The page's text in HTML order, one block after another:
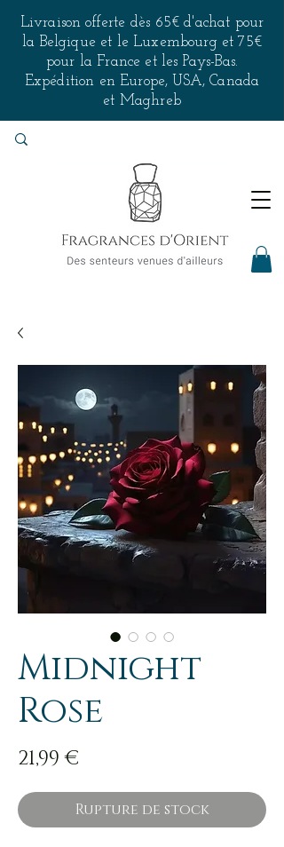
Livraison offerte dès 65€ d'achat pour
la Belgique et le Luxembourg et 75€
pour la France et les Pays-Bas.
Expédition en Europe, USA, Canada
et Maghreb
Midnight
Rose
21,99 €
Rupture de stock